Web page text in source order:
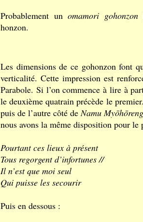
Probablement unomamori gohonzon
honzon.
Les dimensions de ce gohonzon font
verticalité. Cette impression est
Parabole. Si l’on commence à lire à
le deuxième quatrain précède le
puis de l’autre côté deNamu
nous avons la même disposition pour
Pourtant ces lieux à présent
Tous regorgent d’infortunes //
Il n’est que moi seul
Qui puisse les secourir
Puis en dessous :